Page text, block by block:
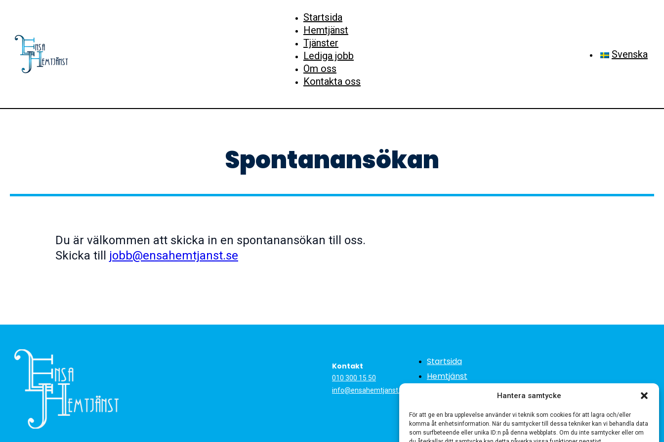
Hantera samtycke
För att ge en bra upplevelse använder vi teknik som cookies för att lagra och/eller
komma åt enhetsinformation. När du samtycker till dessa tekniker kan vi behandla data
som surfbeteende eller unika ID:n på denna webbplats. Om du inte samtycker eller om
Startsida
Hemtjänst
Tjänster
Lediga jobb
Om oss
Kontakta oss
Svenska
Spontanansökan
Du är välkommen att skicka in en spontanansökan till oss.
Skicka till jobb@ensahemtjanst.se
Kontakt
010 300 15 50
info@ensahemtjanst.se
Startsida
Hemtjänst
Om oss
Kontakta oss